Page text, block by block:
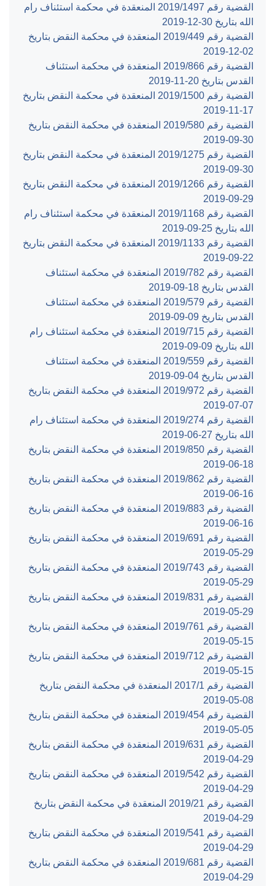
القضية رقم ‎1497‏/‎2019‏ المنعقدة في محكمة استئناف رام
الله بتاريخ ‎2019-12-30‏
القضية رقم ‎449‏/‎2019‏ المنعقدة في محكمة النقض بتاريخ
‎2019-12-02‏
القضية رقم ‎866‏/‎2019‏ المنعقدة في محكمة استئناف
القدس بتاريخ ‎2019-11-20‏
القضية رقم ‎1500‏/‎2019‏ المنعقدة في محكمة النقض بتاريخ
‎2019-11-17‏
القضية رقم ‎580‏/‎2019‏ المنعقدة في محكمة النقض بتاريخ
‎2019-09-30‏
القضية رقم ‎1275‏/‎2019‏ المنعقدة في محكمة النقض بتاريخ
‎2019-09-30‏
القضية رقم ‎1266‏/‎2019‏ المنعقدة في محكمة النقض بتاريخ
‎2019-09-29‏
القضية رقم ‎1168‏/‎2019‏ المنعقدة في محكمة استئناف رام
الله بتاريخ ‎2019-09-25‏
القضية رقم ‎1133‏/‎2019‏ المنعقدة في محكمة النقض بتاريخ
‎2019-09-22‏
القضية رقم ‎782‏/‎2019‏ المنعقدة في محكمة استئناف
القدس بتاريخ ‎2019-09-18‏
القضية رقم ‎579‏/‎2019‏ المنعقدة في محكمة استئناف
القدس بتاريخ ‎2019-09-09‏
القضية رقم ‎715‏/‎2019‏ المنعقدة في محكمة استئناف رام
الله بتاريخ ‎2019-09-09‏
القضية رقم ‎559‏/‎2019‏ المنعقدة في محكمة استئناف
القدس بتاريخ ‎2019-09-04‏
القضية رقم ‎972‏/‎2019‏ المنعقدة في محكمة النقض بتاريخ
‎2019-07-07‏
القضية رقم ‎274‏/‎2019‏ المنعقدة في محكمة استئناف رام
الله بتاريخ ‎2019-06-27‏
القضية رقم ‎850‏/‎2019‏ المنعقدة في محكمة النقض بتاريخ
‎2019-06-18‏
القضية رقم ‎862‏/‎2019‏ المنعقدة في محكمة النقض بتاريخ
‎2019-06-16‏
القضية رقم ‎883‏/‎2019‏ المنعقدة في محكمة النقض بتاريخ
‎2019-06-16‏
القضية رقم ‎691‏/‎2019‏ المنعقدة في محكمة النقض بتاريخ
‎2019-05-29‏
القضية رقم ‎743‏/‎2019‏ المنعقدة في محكمة النقض بتاريخ
‎2019-05-29‏
القضية رقم ‎831‏/‎2019‏ المنعقدة في محكمة النقض بتاريخ
‎2019-05-29‏
القضية رقم ‎761‏/‎2019‏ المنعقدة في محكمة النقض بتاريخ
‎2019-05-15‏
القضية رقم ‎712‏/‎2019‏ المنعقدة في محكمة النقض بتاريخ
‎2019-05-15‏
القضية رقم ‎1‏/‎2017‏ المنعقدة في محكمة النقض بتاريخ
‎2019-05-08‏
القضية رقم ‎454‏/‎2019‏ المنعقدة في محكمة النقض بتاريخ
‎2019-05-05‏
القضية رقم ‎631‏/‎2019‏ المنعقدة في محكمة النقض بتاريخ
‎2019-04-29‏
القضية رقم ‎542‏/‎2019‏ المنعقدة في محكمة النقض بتاريخ
‎2019-04-29‏
القضية رقم ‎21‏/‎2019‏ المنعقدة في محكمة النقض بتاريخ
‎2019-04-29‏
القضية رقم ‎541‏/‎2019‏ المنعقدة في محكمة النقض بتاريخ
‎2019-04-29‏
القضية رقم ‎681‏/‎2019‏ المنعقدة في محكمة النقض بتاريخ
‎2019-04-29‏